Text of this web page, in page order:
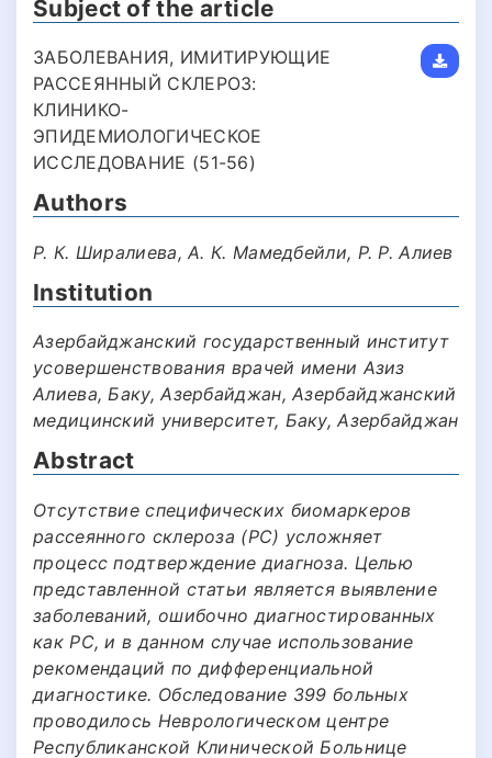
Subject of the article
ЗАБОЛЕВАНИЯ, ИМИТИРУЮЩИЕ
РАССЕЯННЫЙ СКЛЕРОЗ:
КЛИНИКО-
ЭПИДЕМИОЛОГИЧЕСКОЕ
ИССЛЕДОВАНИЕ (51-56)
Authors
Р. К. Ширалиева, А. К. Мамедбейли, Р. Р. Алиев
Institution
Азербайджанский государственный институт
усовершенствования врачей имени Азиз
Алиева, Баку, Азербайджан, Азербайджанский
медицинский университет, Баку, Азербайджан
Abstract
Отсутствие специфических биомаркеров
рассеянного склероза (РС) усложняет
процесс подтверждение диагноза. Целью
представленной статьи является выявление
заболеваний, ошибочно диагностированных
как РС, и в данном случае использование
рекомендаций по дифференциальной
диагностике. Обследование 399 больных
проводилось Неврологическом центре
Республиканской Клинической Больнице